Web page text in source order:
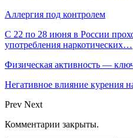
Аллергия под контролем
С 22 по 28 июня в России
употребления наркотических…
Физическая активность —
Негативное влияние курения
Prev Next
Комментарии закрыты.